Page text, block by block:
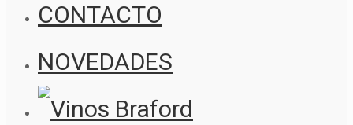
CONTACTO
NOVEDADES